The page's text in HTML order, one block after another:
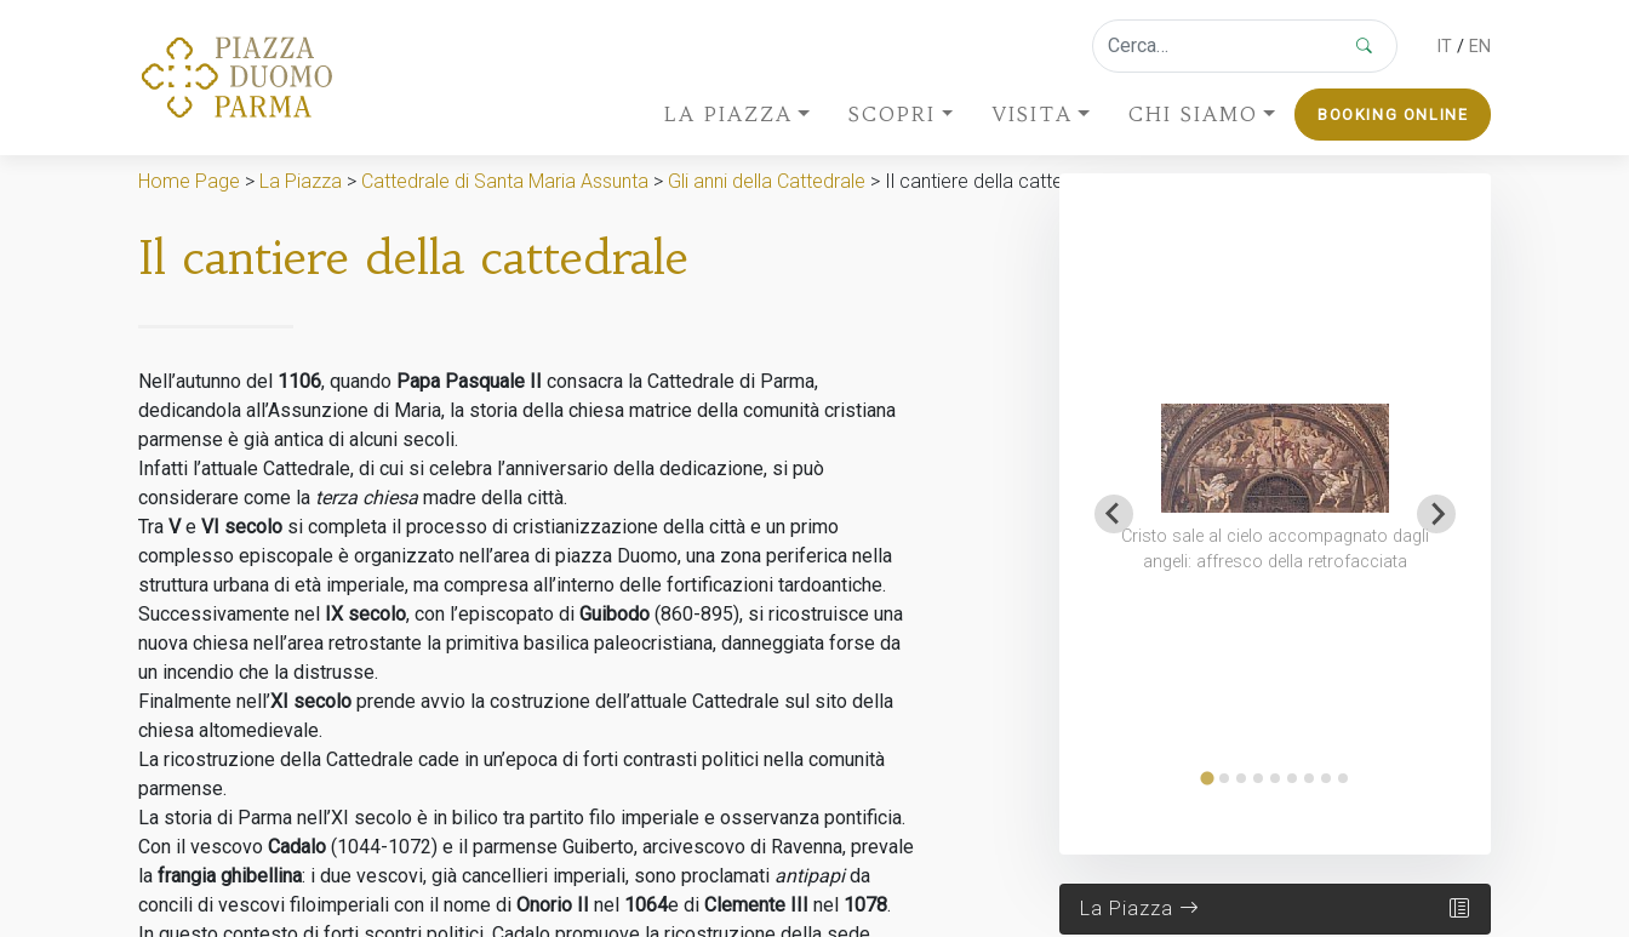
IT / EN
LA PIAZZA SCOPRI VISITA CHI SIAMO BOOKING ONLINE
Home Page > La Piazza > Cattedrale di Santa Maria Assunta > Gli anni della Cattedrale > Il cantiere della cattedrale
Il cantiere della cattedrale
Nell’autunno del 1106, quando Papa Pasquale II consacra la Cattedrale di Parma,
dedicandola all’Assunzione di Maria, la storia della chiesa matrice della comunità cristiana
parmense è già antica di alcuni secoli.
Infatti l’attuale Cattedrale, di cui si celebra l’anniversario della dedicazione, si può
considerare come la terza chiesa madre della città.
Tra Ve VI secolo si completa il processo di cristianizzazione della città e un primo
complesso episcopale è organizzato nell’area di piazza Duomo, una zona periferica nella
struttura urbana di età imperiale, ma compresa all’interno delle fortificazioni tardoantiche.
Successivamente nel IX secolo, con l’episcopato di Guibodo (860-895), si ricostruisce una
nuova chiesa nell’area retrostante la primitiva basilica paleocristiana, danneggiata forse da
un incendio che la distrusse.
Finalmente nell’XI secolo prende avvio la costruzione dell’attuale Cattedrale sul sito della
chiesa altomedievale.
La ricostruzione della Cattedrale cade in un’epoca di forti contrasti politici nella comunità
parmense.
La storia di Parma nell’XI secolo è in bilico tra partito filo imperiale e osservanza pontificia.
Con il vescovo Cadalo (1044-1072) e il parmense Guiberto, arcivescovo di Ravenna, prevale
la frangia ghibellina: i due vescovi, già cancellieri imperiali, sono proclamati antipapida
concili di vescovi filoimperiali con il nome di Onorio II nel 1064e di Clemente III nel 1078.
Capitello della Navata a sostegno degli
archi dei Matronei
Abside centrale: particolare di un
Cristo sale al cielo accompagnato dagli
angeli: affresco della retrofacciata
La Piazza